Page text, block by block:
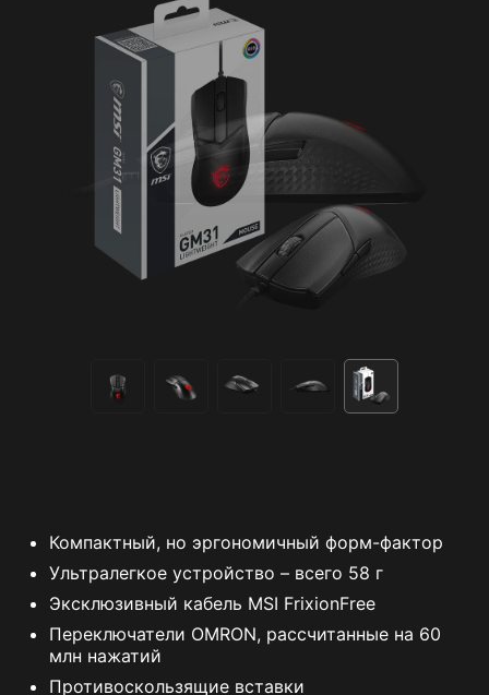
Компактный, но эргономичный форм-фактор
Ультралегкое устройство – всего 58 г
Эксклюзивный кабель MSI FrixionFree
Переключатели OMRON, рассчитанные на 60
млн нажатий
Противоскользящие вставки